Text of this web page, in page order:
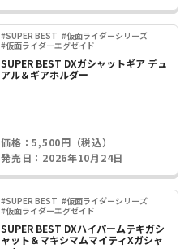
#SUPER BEST #仮面ライダーシリーズ
#仮面ライダーエグゼイド
SUPER BEST DXガシャットギア デュ
アル＆ギアホルダー
価格：5,500円（税込）
発売日：2026年10月24日
#SUPER BEST #仮面ライダーシリーズ
#仮面ライダーエグゼイド
SUPER BEST DXハイパームテキガシ
ャット＆マキシマムマイティXガシャ